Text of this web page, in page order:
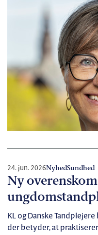
24. jun. 2026NyhedSundhed
Ny
KL og Danske
der betyder, at